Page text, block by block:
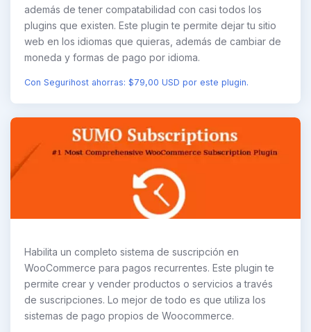
además de tener compatabilidad con casi todos los
plugins que existen. Este plugin te permite dejar tu sitio
web en los idiomas que quieras, además de cambiar de
moneda y formas de pago por idioma.
Con Segurihost ahorras: $79,00 USD por este plugin.
Habilita un completo sistema de suscripción en
WooCommerce para pagos recurrentes. Este plugin te
permite crear y vender productos o servicios a través
de suscripciones. Lo mejor de todo es que utiliza los
sistemas de pago propios de Woocommerce.